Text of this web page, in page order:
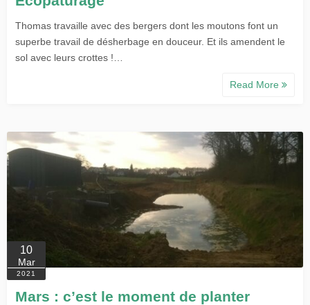
Thomas travaille avec des bergers dont les moutons font un
superbe travail de désherbage en douceur. Et ils amendent le
sol avec leurs crottes !…
Read More
10
Mar
2021
Mars : c’est le moment de planter